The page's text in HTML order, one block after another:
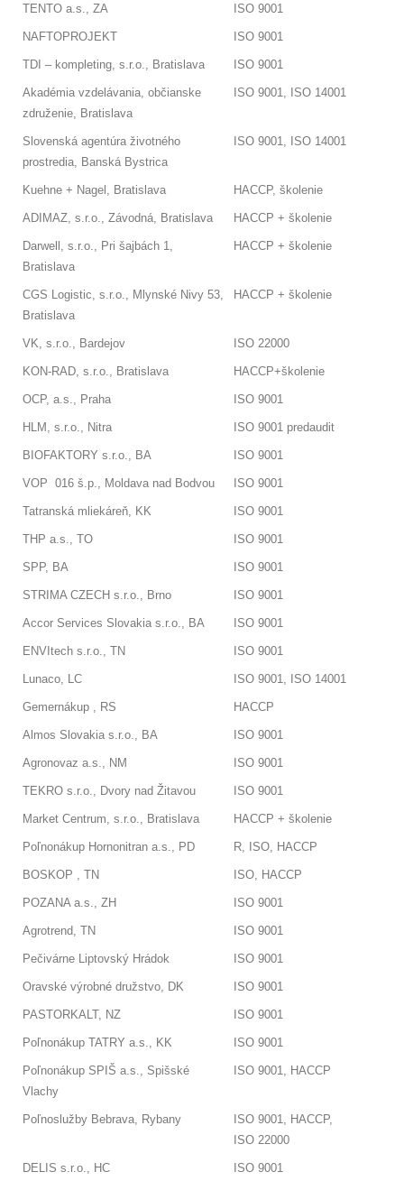
TENTO a.s., ZA ISO 9001
NAFTOPROJEKT ISO 9001
TDI – kompleting, s.r.o., Bratislava ISO 9001
Akadémia vzdelávania, občianske
združenie, Bratislava
ISO 9001, ISO 14001
Slovenská agentúra životného
prostredia, Banská Bystrica
ISO 9001, ISO 14001
Kuehne + Nagel, Bratislava HACCP, školenie
ADIMAZ, s.r.o., Závodná, Bratislava HACCP + školenie
Darwell, s.r.o., Pri šajbách 1,
Bratislava
HACCP + školenie
CGS Logistic, s.r.o., Mlynské Nivy 53,
Bratislava
HACCP + školenie
VK, s.r.o., Bardejov ISO 22000
KON-RAD, s.r.o., Bratislava HACCP+školenie
OCP, a.s., Praha ISO 9001
HLM, s.r.o., Nitra ISO 9001 predaudit
BIOFAKTORY s.r.o., BA ISO 9001
VOP 016 š.p., Moldava nad Bodvou ISO 9001
Tatranská mliekáreň, KK ISO 9001
THP a.s., TO ISO 9001
SPP, BA ISO 9001
STRIMA CZECH s.r.o., Brno ISO 9001
Accor Services Slovakia s.r.o., BA ISO 9001
ENVItech s.r.o., TN ISO 9001
Lunaco, LC ISO 9001, ISO 14001
Gemernákup , RS HACCP
Almos Slovakia s.r.o., BA ISO 9001
Agronovaz a.s., NM ISO 9001
TEKRO s.r.o., Dvory nad Žitavou ISO 9001
Market Centrum, s.r.o., Bratislava HACCP + školenie
Poľnonákup Hornonitran a.s., PD R, ISO, HACCP
BOSKOP , TN ISO, HACCP
POZANA a.s., ZH ISO 9001
Agrotrend, TN ISO 9001
Pečivárne Liptovský Hrádok ISO 9001
Oravské výrobné družstvo, DK ISO 9001
PASTORKALT, NZ ISO 9001
Poľnonákup TATRY a.s., KK ISO 9001
Poľnonákup SPIŠ a.s., Spišské
Vlachy
ISO 9001, HACCP
Poľnoslužby Bebrava, Rybany
ISO 9001, HACCP,
ISO 22000
DELIS s.r.o., HC ISO 9001